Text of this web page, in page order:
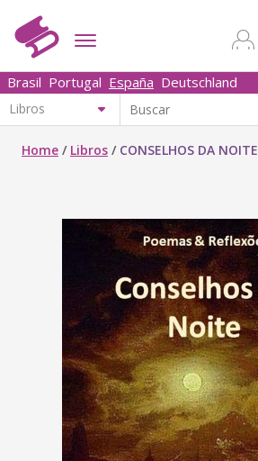
Brasil Portugal España Deutschland
Home / Libros / CONSELHOS DA NOITE